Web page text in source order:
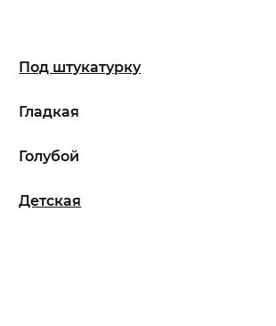
Голубой
Под штукатурку
Детская
Гладкая